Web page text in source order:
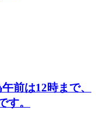
前は12時まで、
す。